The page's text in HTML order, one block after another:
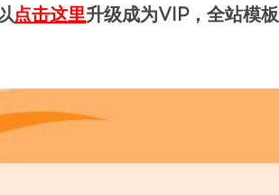
点击这里升级成为VIP，全站模板